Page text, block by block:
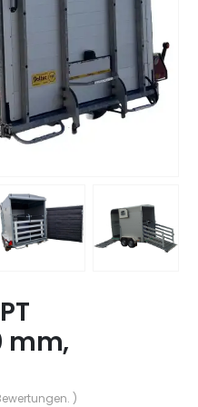
mm,
)